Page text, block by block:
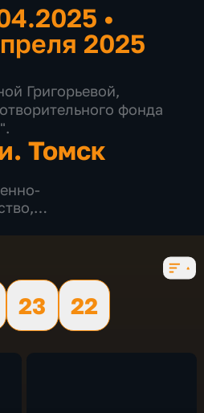
•
2025
Григорьевой,
фонда
Томск
,
23
22